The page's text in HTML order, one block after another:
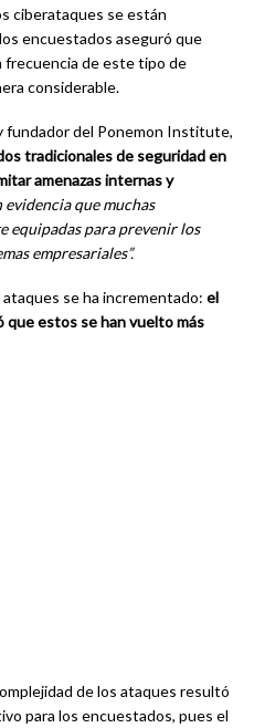
ciberataques se están
encuestados aseguró que
frecuencia de este tipo de
considerable.
fundador del Ponemon Institute,
tradicionales de seguridad en
amenazas internas y
que muchas
equipadas para prevenir los
empresariales”.
se ha incrementado: el
estos se han vuelto más
de los ataques resultó
para los encuestados, pues el